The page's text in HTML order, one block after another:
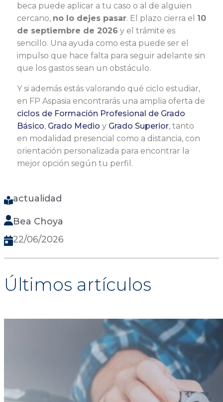
beca puede aplicar a tu caso o al de alguien
cercano, no lo dejes pasar. El plazo cierra el 10
de septiembre de 2026 y el trámite es
sencillo. Una ayuda como esta puede ser el
impulso que hace falta para seguir adelante sin
que los gastos sean un obstáculo.
Y si además estás valorando qué ciclo estudiar,
en FP Aspasia encontrarás una amplia oferta de
ciclos de Formación Profesional de Grado
Básico, Grado Medio y Grado Superior, tanto
en modalidad presencial como a distancia, con
orientación personalizada para encontrar la
mejor opción según tu perfil.
actualidad
Bea Choya
22/06/2026
Últimos artículos